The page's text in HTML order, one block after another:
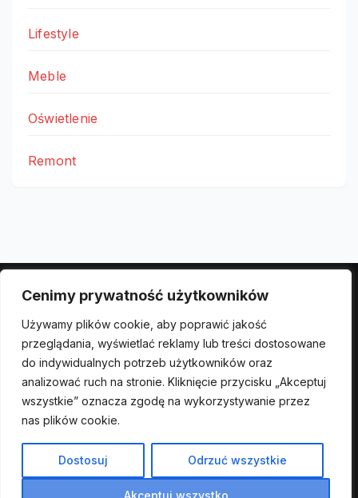
Cenimy prywatność użytkowników
Używamy plików cookie, aby poprawić jakość
przeglądania, wyświetlać reklamy lub treści dostosowane
do indywidualnych potrzeb użytkowników oraz
analizować ruch na stronie. Kliknięcie przycisku „Akceptuj
wszystkie” oznacza zgodę na wykorzystywanie przez
nas plików cookie.
Dostosuj Odrzuć wszystkie
Akceptuj wszystko
Lifestyle
Meble
Oświetlenie
Remont
Polityka prywatności
Dom Deco
stwórz swój wymarzony dom